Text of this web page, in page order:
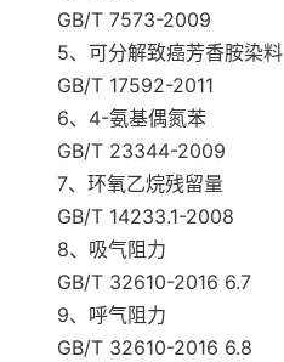
GB/T 7573-2009
5、可分解致癌芳香胺染料
GB/T 17592-2011
6、4-氨基偶氮苯
GB/T 23344-2009
7、环氧乙烷残留量
GB/T 14233.1-2008
8、吸气阻力
GB/T 32610-2016 6.7
9、呼气阻力
GB/T 32610-2016 6.8